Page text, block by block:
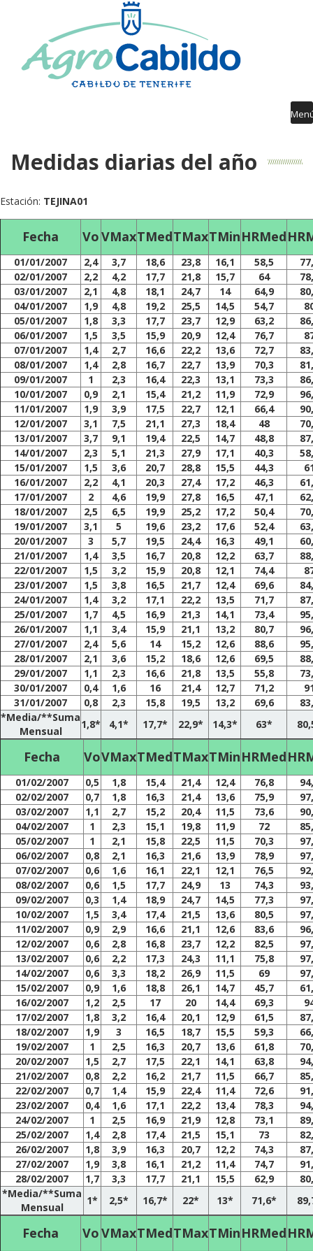
Medidas diarias del año
Estación: TEJINA01
Fecha VoVMaxTMedTMaxTMinHRMed
01/01/2007 2,4 3,7 18,6 23,8 16,1 58,5
02/01/2007
2,2 4,2 17,7 21,8 15,7 64
03/01/2007
2,1 4,8 18,1 24,7 14 64,9
04/01/2007
1,9 4,8 19,2 25,5 14,5 54,7
05/01/2007
1,8 3,3 17,7 23,7 12,9 63,2
06/01/2007
1,5 3,5 15,9 20,9 12,4 76,7
07/01/2007
1,4 2,7 16,6 22,2 13,6 72,7
08/01/2007
1,4 2,8 16,7 22,7 13,9 70,3
09/01/2007
1 2,3 16,4 22,3 13,1 73,3
10/01/2007
0,9 2,1 15,4 21,2 11,9 72,9
11/01/2007
1,9 3,9 17,5 22,7 12,1 66,4
12/01/2007
3,1 7,5 21,1 27,3 18,4 48
13/01/2007
3,7 9,1 19,4 22,5 14,7 48,8
14/01/2007
2,3 5,1 21,3 27,9 17,1 40,3
15/01/2007
1,5 3,6 20,7 28,8 15,5 44,3
16/01/2007
2,2 4,1 20,3 27,4 17,2 46,3
17/01/2007
2 4,6 19,9 27,8 16,5 47,1
18/01/2007
2,5 6,5 19,9 25,2 17,2 50,4
19/01/2007
3,1 5 19,6 23,2 17,6 52,4
20/01/2007
3 5,7 19,5 24,4 16,3 49,1
21/01/2007
1,4 3,5 16,7 20,8 12,2 63,7
22/01/2007
1,5 3,2 15,9 20,8 12,1 74,4
23/01/2007
1,5 3,8 16,5 21,7 12,4 69,6
24/01/2007
1,4 3,2 17,1 22,2 13,5 71,7
25/01/2007
1,7 4,5 16,9 21,3 14,1 73,4
26/01/2007
1,1 3,4 15,9 21,1 13,2 80,7
27/01/2007
2,4 5,6 14 15,2 12,6 88,6
28/01/2007
2,1 3,6 15,2 18,6 12,6 69,5
29/01/2007
1,1 2,3 16,6 21,8 13,5 55,8
30/01/2007
0,4 1,6 16 21,4 12,7 71,2
31/01/2007
0,8 2,3 15,8 19,5 13,2 69,6
*Media/**Suma
Mensual
1,8* 4,1* 17,7* 22,9* 14,3* 63*
Fecha VoVMaxTMedTMaxTMinHRMed
01/02/2007 0,5 1,8 15,4 21,4 12,4 76,8
02/02/2007
0,7 1,8 16,3 21,4 13,6 75,9
03/02/2007
1,1 2,7 15,2 20,4 11,5 73,6
04/02/2007
1 2,3 15,1 19,8 11,9 72
05/02/2007
1 2,1 15,8 22,5 11,5 70,3
06/02/2007
0,8 2,1 16,3 21,6 13,9 78,9
07/02/2007
0,6 1,6 16,1 22,1 12,1 76,5
08/02/2007
0,6 1,5 17,7 24,9 13 74,3
09/02/2007
0,3 1,4 18,9 24,7 14,5 77,3
10/02/2007
1,5 3,4 17,4 21,5 13,6 80,5
11/02/2007
0,9 2,9 16,6 21,1 12,6 83,6
12/02/2007
0,6 2,8 16,8 23,7 12,2 82,5
13/02/2007
0,6 2,2 17,3 24,3 11,1 75,8
14/02/2007
0,6 3,3 18,2 26,9 11,5 69
15/02/2007
0,9 1,6 18,8 26,1 14,7 45,7
16/02/2007
1,2 2,5 17 20 14,4 69,3
17/02/2007
1,8 3,2 16,4 20,1 12,9 61,5
18/02/2007
1,9 3 16,5 18,7 15,5 59,3
19/02/2007
1 2,5 16,3 20,7 13,6 61,8
20/02/2007
1,5 2,7 17,5 22,1 14,1 63,8
21/02/2007
0,8 2,2 16,2 21,7 11,5 66,7
22/02/2007
0,7 1,4 15,9 22,4 11,4 72,6
23/02/2007
0,4 1,6 17,1 22,2 13,4 78,3
24/02/2007
1 2,5 16,9 21,9 12,8 73,1
25/02/2007
1,4 2,8 17,4 21,5 15,1 73
26/02/2007
1,8 3,9 16,3 20,7 12,2 74,3
27/02/2007
1,9 3,8 16,1 21,2 11,4 74,7
28/02/2007
1,7 3,3 17,7 21,1 15,5 62,9
*Media/**Suma
Mensual
1* 2,5* 16,7* 22* 13* 71,6*
Fecha VoVMaxTMedTMaxTMinHRMed
AGROCABILDO
RIEGO
AGROMETEOROLOGÍA
PUBLICACIONES
GUÍA SERVICIOS